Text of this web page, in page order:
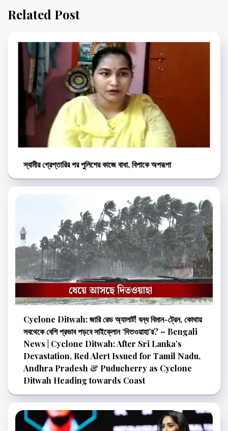
Related Post
স্বামীর গ্রেপ্তারির পর পুলিশের কাজে বাধা, বিপাকে অপরূপা
Cyclone Ditwah: জারি রেড অ্যালার্ট! বন্ধ বিমান-ট্রেন, কোথায়
সবথেকে বেশি প্রভাব পড়বে সাইক্লোন ‘দিতওয়াহা’র? – Bengali
News | Cyclone Ditwah: After Sri Lanka’s
Devastation, Red Alert Issued for Tamil Nadu,
Andhra Pradesh & Puducherry as Cyclone
Ditwah Heading towards Coast